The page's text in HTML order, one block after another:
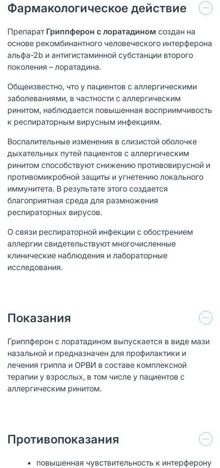
Фармакологическое действие
Препарат Гриппферон с лоратадином создан на
основе рекомбинантного человеческого интерферона
альфа-2b и антигистаминной субстанции второго
поколения – лоратадина.
Общеизвестно, что у пациентов с аллергическими
заболеваниями, в частности с аллергическим
ринитом, наблюдается повышенная восприимчивость
к респираторным вирусным инфекциям.
Воспалительные изменения в слизистой оболочке
дыхательных путей пациентов с аллергическим
ринитом способствуют снижению противовирусной и
противомикробной защиты и угнетению локального
иммунитета. В результате этого создается
благоприятная среда для размножения
респираторных вирусов.
О связи респираторной инфекции с обострением
аллергии свидетельствуют многочисленные
клинические наблюдения и лабораторные
исследования.
Показания
Гриппферон с лоратадином выпускается в виде мази
назальной и предназначен для профилактики и
лечения гриппа и ОРВИ в составе комплексной
терапии у взрослых, в том числе у пациентов с
аллергическим ринитом.
Противопоказания
повышенная чувствительность к интерферону